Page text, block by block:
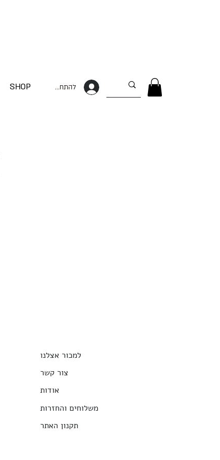
להתחברות SHOP
למכור אצלנו
צור קשר
אודות
משלוחים והחזרות
תקנון האתר